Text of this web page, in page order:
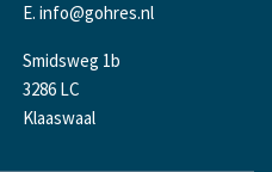
E. info@gohres.nl
Smidsweg 1b
3286 LC
Klaaswaal